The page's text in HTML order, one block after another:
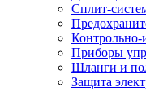
Сплит-
Приборы
Шланги и
Защита